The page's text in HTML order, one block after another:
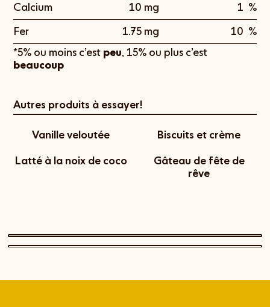
Calcium
10 mg 1 %
Fer
1.75 mg 10 %
*5% ou moins c’est peu, 15% ou plus c’est
beaucoup
Autres produits à essayer!
Vanille veloutée Biscuits et crème
Latté à la noix de coco
Gâteau de fête de
rêve